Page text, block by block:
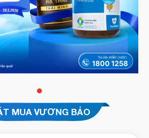
MUA VƯƠNG BẢO